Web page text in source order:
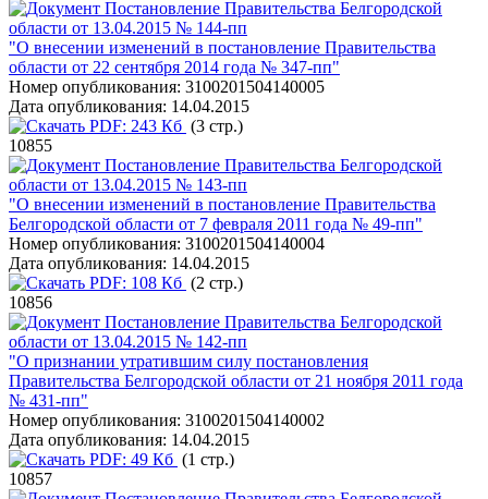
Постановление Правительства Белгородской
области от 13.04.2015 № 144-пп
"О внесении изменений в постановление Правительства
области от 22 сентября 2014 года № 347-пп"
Номер опубликования: 3100201504140005
Дата опубликования: 14.04.2015
PDF: 243 Кб (3 стр.)
10855
Постановление Правительства Белгородской
области от 13.04.2015 № 143-пп
"О внесении изменений в постановление Правительства
Белгородской области от 7 февраля 2011 года № 49-пп"
Номер опубликования: 3100201504140004
Дата опубликования: 14.04.2015
PDF: 108 Кб (2 стр.)
10856
Постановление Правительства Белгородской
области от 13.04.2015 № 142-пп
"О признании утратившим силу постановления
Правительства Белгородской области от 21 ноября 2011 года
№ 431-пп"
Номер опубликования: 3100201504140002
Дата опубликования: 14.04.2015
PDF: 49 Кб (1 стр.)
10857